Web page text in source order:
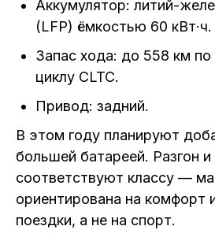
Аккумулятор: литий-
(LFP) ёмкостью 60 кВт·ч.
Запас хода: до 558 км по
циклу CLTC.
Привод: задний.
В этом году планируют
большей батареей. Разгон
соответствуют классу —
ориентирована на комфорт
поездки, а не на спорт.